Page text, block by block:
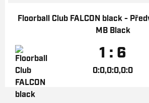
Floorball Club FALCON black -
MB Black
1 : 6
0:0,0:0,0:0